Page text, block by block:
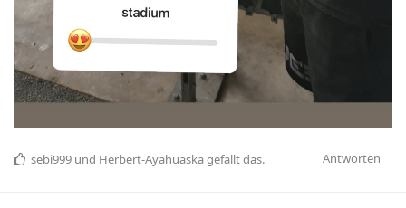
Antworten
sebi999 und Herbert-Ayahuaskagefällt das.